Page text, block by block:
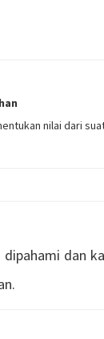
nilai dari
dan